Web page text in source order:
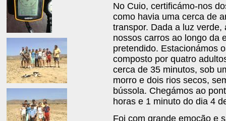
No Cuio, certificámo-nos
como havia uma cerca de
transpor. Dada a luz
nossos carros ao longo da
pretendido. Estacionámos
composto por quatro
cerca de 35 minutos, sob
morro e dois rios secos,
bússola. Chegámos ao
horas e 1 minuto do dia 4
Foi com grande emoção e